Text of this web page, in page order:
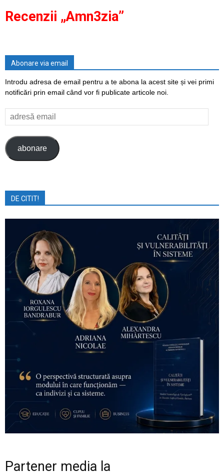
Recenzii „Amn3zia”
Abonare via email
Introdu adresa de email pentru a te abona la acest site și vei primi
notificări prin email când vor fi publicate articole noi.
adresă
email
abonare
DE CITIT!
Partener media la